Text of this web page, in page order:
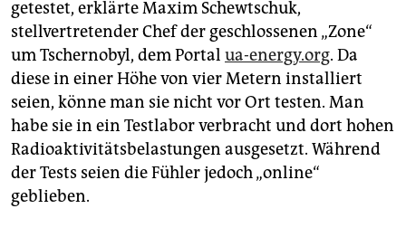
getestet, erklärte Maxim Schewtschuk,
stellvertretender Chef der geschlossenen „Zone“
um Tschernobyl, dem Portal ua-energy.org. Da
diese in einer Höhe von vier Metern installiert
seien, könne man sie nicht vor Ort testen. Man
habe sie in ein Testlabor verbracht und dort hohen
Radioaktivitätsbelastungen ausgesetzt. Während
der Tests seien die Fühler jedoch „online“
geblieben.